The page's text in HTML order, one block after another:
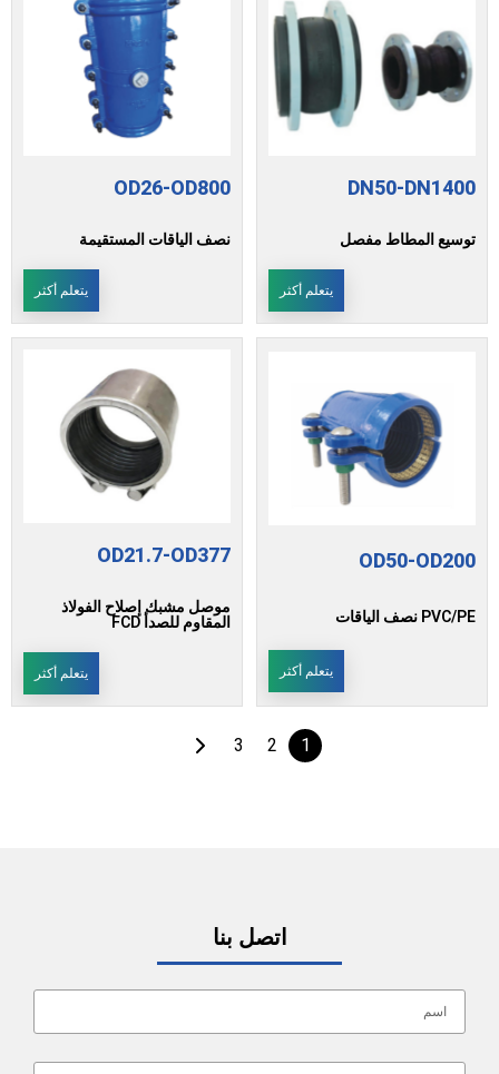
DN50-DN1400
توسيع المطاط مفصل
يتعلم أكثر
OD26-OD800
نصف الياقات المستقيمة
يتعلم أكثر
OD50-OD200
PVC/PE نصف الياقات
يتعلم أكثر
OD21.7-OD377
موصل مشبك إصلاح الفولاذ
المقاوم للصدأ FCD
يتعلم أكثر
1
2
3
اتصل بنا